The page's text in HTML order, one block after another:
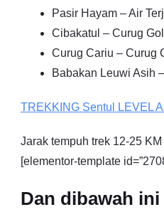
Pasir Hayam – Air
Cibakatul – Curug
Curug Cariu – Curug
Babakan Leuwi Asih
TREKKING Sentul LEVEL
Jarak tempuh trek 12-25
[elementor-template
Dan dibawah